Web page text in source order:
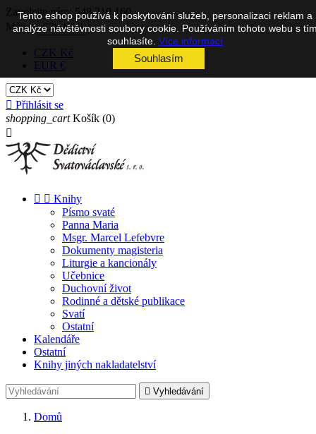
Zavolejte nám: 548 210 160
Měna:
CZK Kč 
CZK Kč
EUR €
 Přihlásit se
shopping_cart Košík (0)

  Knihy
Písmo svaté
Panna Maria
Msgr. Marcel Lefebvre
Dokumenty magisteria
Liturgie a kancionály
Učebnice
Duchovní život
Rodinné a dětské publikace
Svatí
Ostatní
Kalendáře
Ostatní
Knihy jiných nakladatelství
 Vyhledávání
Domů
Tento eshop používá k poskytování služeb, personalizaci reklam a
analýze návštěvnosti soubory cookie. Používáním tohoto webu s
souhlasíte. Více informací
Souhlasím